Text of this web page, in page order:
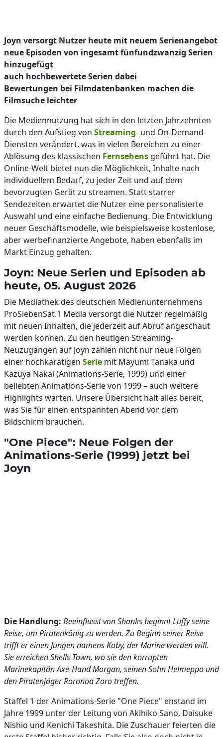
Joyn versorgt Nutzer heute mit neuem Serienangebot
neue Episoden von ingesamt fünfundzwanzig Serien
hinzugefügt
auch hochbewertete Serien dabei
Bewertungen bei Filmdatenbanken machen die
Filmsuche leichter
Die Mediennutzung hat sich in den letzten Jahrzehnten
durch den Aufstieg von Streaming- und On-Demand-
Diensten verändert, was in vielen Bereichen zu einer
Ablösung des klassischen Fernsehens geführt hat. Die
Online-Welt bietet nun die Möglichkeit, Inhalte nach
individuellem Bedarf, zu jeder Zeit und auf dem
bevorzugten Gerät zu streamen. Statt starrer
Sendezeiten erwartet die Nutzer eine personalisierte
Auswahl und eine einfache Bedienung. Die Entwicklung
neuer Geschäftsmodelle, wie beispielsweise kostenlose,
aber werbefinanzierte Angebote, haben ebenfalls im
Markt Einzug gehalten.
Joyn: Neue Serien und Episoden ab
heute, 05. August 2026
Die Mediathek des deutschen Medienunternehmens
ProSiebenSat.1 Media versorgt die Nutzer regelmäßig
mit neuen Inhalten, die jederzeit auf Abruf angeschaut
werden können. Zu den heutigen Streaming-
Neuzugängen auf Joyn zählen nicht nur neue Folgen
einer hochkarätigen Serie mit Mayumi Tanaka und
Kazuya Nakai (Animations-Serie, 1999) und einer
beliebten Animations-Serie von 1999 – auch weitere
Highlights warten. Unsere Übersicht hält alles bereit,
was Sie für einen entspannten Abend vor dem
Bildschirm brauchen.
"One Piece": Neue Folgen der
Animations-Serie (1999) jetzt bei
Joyn
Die Handlung: Beeinflusst von Shanks beginnt Luffy seine
Reise, um Piratenkönig zu werden. Zu Beginn seiner Reise
trifft er einen Jungen namens Koby, der Marine werden will.
Sie erreichen Shells Town, wo sie den korrupten
Marinekapitän Axe-Hand Morgan, seinen Sohn Helmeppo und
den Piratenjäger Roronoa Zoro treffen.
Staffel 1 der Animations-Serie "One Piece" enstand im
Jahre 1999 unter der Leitung von Akihiko Sano, Daisuke
Nishio und Kenichi Takeshita. Die Zuschauer feierten die